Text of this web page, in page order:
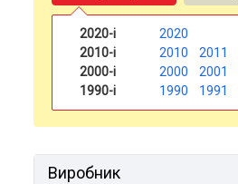
2020-і
2020
2010-і
2010 2011
2000-і
2000 2001
1990-і
1990 1991
Виробник